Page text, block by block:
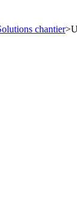
chantier>